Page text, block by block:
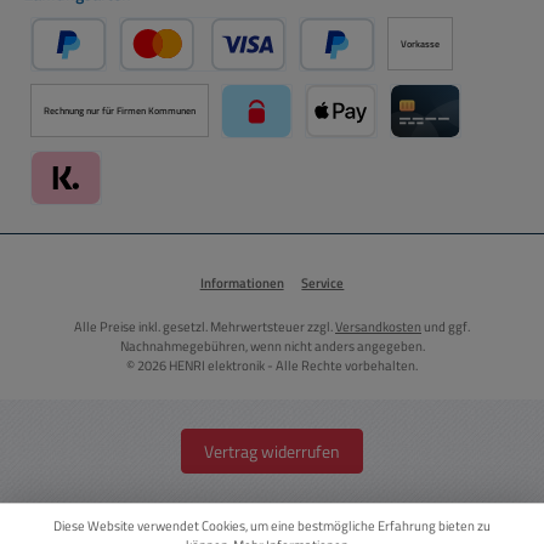
PayPal Kredit- oder Debitkarte über PayPal
Später Bezahlen über PayPal
Vorkasse
Rechnung nur für Firmen Kommunen
Informationen Service
Alle Preise inkl. gesetzl. Mehrwertsteuer zzgl.Versandkosten und ggf.
Nachnahmegebühren, wenn nicht anders angegeben.
© 2026 HENRI elektronik - Alle Rechte vorbehalten.
Vertrag widerrufen
Diese Website verwendet Cookies, um eine bestmögliche Erfahrung bieten zu